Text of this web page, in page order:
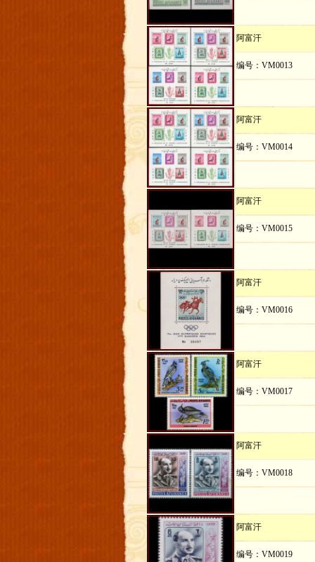
阿富汗
编号：VM0013
阿富汗
编号：VM0014
阿富汗
编号：VM0015
阿富汗
编号：VM0016
阿富汗
编号：VM0017
阿富汗
编号：VM0018
阿富汗
编号：VM0019